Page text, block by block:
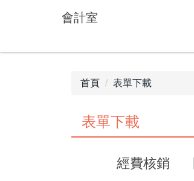
要
會計室
首頁 表單下載
表單下載
經費核銷